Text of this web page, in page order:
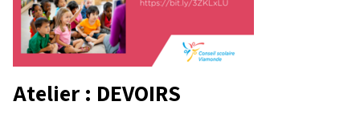
Atelier : DEVOIRS